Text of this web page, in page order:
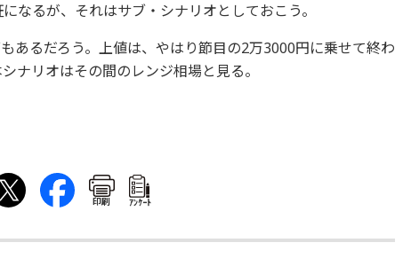
なるが、それはサブ・シナリオとしておこう。
あるだろう。上値は、やはり節目の2万3000円に乗せて終わ
ナリオはその間のレンジ相場と見る。
印刷 ｱﾝｹｰﾄ